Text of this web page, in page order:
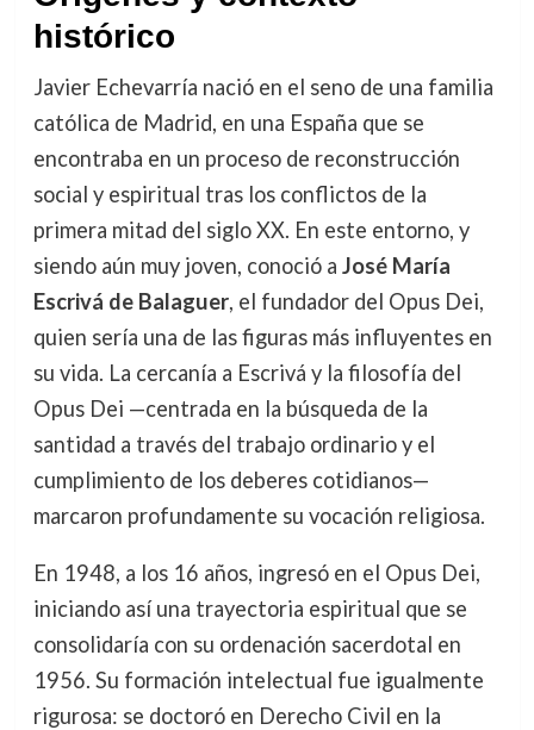
histórico
Javier Echevarría nació en el seno de una familia
católica de Madrid, en una España que se
encontraba en un proceso de reconstrucción
social y espiritual tras los conflictos de la
primera mitad del siglo XX. En este entorno, y
siendo aún muy joven, conoció a José María
Escrivá de Balaguer, el fundador del Opus Dei,
quien sería una de las figuras más influyentes en
su vida. La cercanía a Escrivá y la filosofía del
Opus Dei —centrada en la búsqueda de la
santidad a través del trabajo ordinario y el
cumplimiento de los deberes cotidianos—
marcaron profundamente su vocación religiosa.
En 1948, a los 16 años, ingresó en el Opus Dei,
iniciando así una trayectoria espiritual que se
consolidaría con su ordenación sacerdotal en
1956. Su formación intelectual fue igualmente
rigurosa: se doctoró en Derecho Civil en la